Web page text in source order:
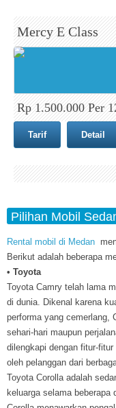
Mercy E Class
Rp 1.500.000 Per
Tarif Detail
Pilihan Mobil
Rental mobil di Medan
Berikut adalah beberapa
• Toyota
Toyota Camry telah lama
di dunia. Dikenal karena
performa yang cemerlang,
sehari-hari maupun
dilengkapi dengan fitur-
oleh pelanggan dari
Toyota Corolla adalah
keluarga selama beberapa